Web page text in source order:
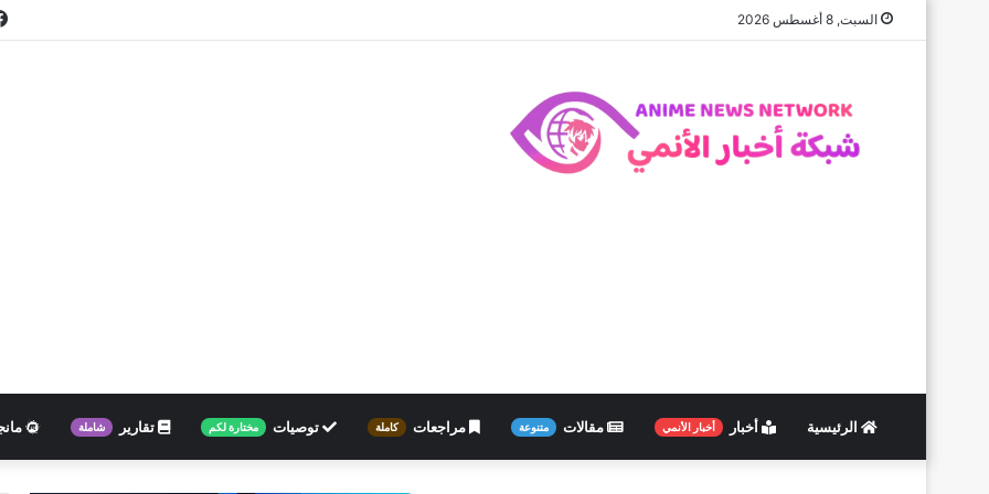
السبت, 8 أغسطس 2026
الرئيسية أخبار أخبار الأنمي مقالات متنوعة مراجعات كاملة توصيات مختارة لكم تقارير شاملة